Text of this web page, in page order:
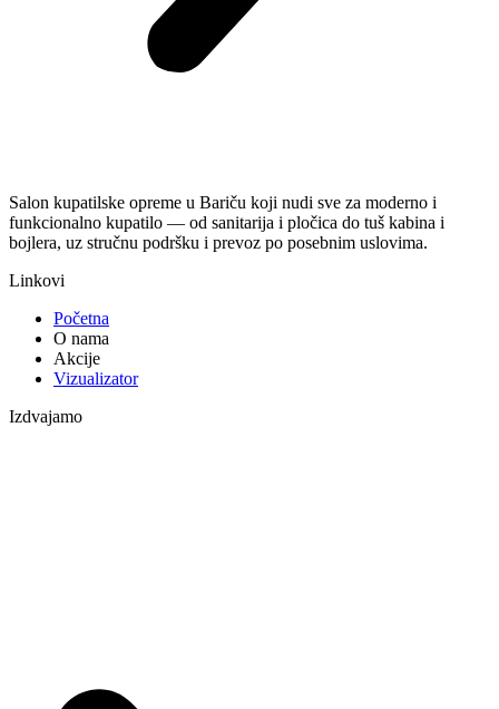
Salon kupatilske opreme u Bariču koji nudi sve za moderno i
funkcionalno kupatilo — od sanitarija i pločica do tuš kabina i
bojlera, uz stručnu podršku i prevoz po posebnim uslovima.
Linkovi
Početna
O nama
Akcije
Vizualizator
Izdvajamo